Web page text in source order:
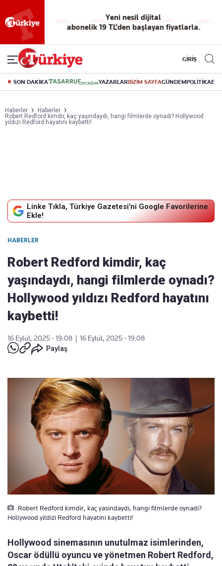
Yeni nesil dijital
abonelik 19 TL’den başlayan fiyatlarla.
GİRİŞ
SON DAKİKA YAZARLARBİZİM SAYFAGÜNDEMPOLİTİKA
Haberler
Haberler
Robert Redford kimdir, kaç yaşındaydı, hangi filmlerde oynadı? Hollywood
yıldızı Redford hayatını kaybetti!
Linke Tıkla, Türkiye Gazetesi'ni Google Favorilerine
Ekle!
HABERLER
Robert Redford kimdir, kaç
yaşındaydı, hangi filmlerde oynadı?
Hollywood yıldızı Redford hayatını
kaybetti!
16 Eylül, 2025 - 19:08
16 Eylül, 2025 - 19:08
Paylaş
Robert Redford kimdir, kaç yasindaydi, hangi filmlerde oynadi?
Hollywood yildizi Redford hayatini kaybetti!
Hollywood sinemasının unutulmaz isimlerinden,
Oscar ödüllü oyuncu ve yönetmen Robert Redford,